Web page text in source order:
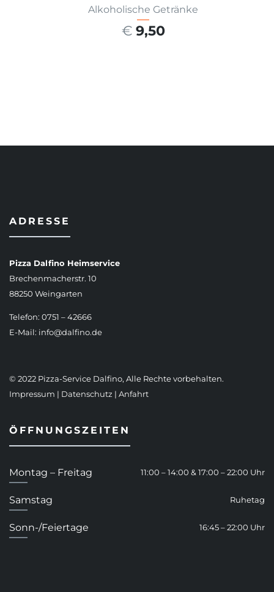
Alkoholische Getränke
€ 9,50
ADRESSE
Pizza Dalfino Heimservice
Brechenmacherstr. 10
88250 Weingarten
Telefon: 0751 – 42666
E-Mail: info@dalfino.de
© 2022 Pizza-Service Dalfino, Alle Rechte vorbehalten.
Impressum | Datenschutz | Anfahrt
ÖFFNUNGSZEITEN
Montag – Freitag 11:00 – 14:00 & 17:00 – 22:00 Uhr
Samstag Ruhetag
Sonn-/Feiertage 16:45 – 22:00 Uhr